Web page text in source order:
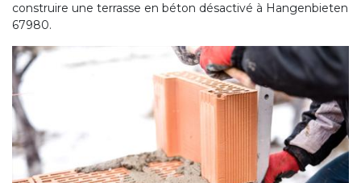
construire une terrasse en béton désactivé à Hangenbieten
67980.